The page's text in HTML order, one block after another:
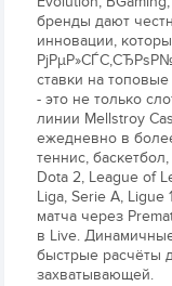
бренды дают
инновации,
ставки на
- это не только
линии Mellstroy
ежедневно в
теннис,
Dota 2, League of
Liga, Serie A, Ligue
матча через
в Live.
быстрые расчёты
захватывающей.